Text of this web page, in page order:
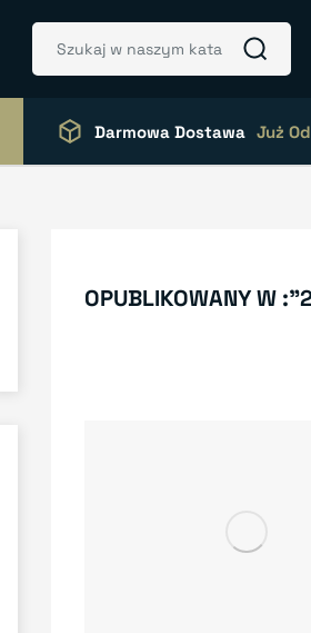
Darmowa Dostawa Już
OPUBLIKOWANY W